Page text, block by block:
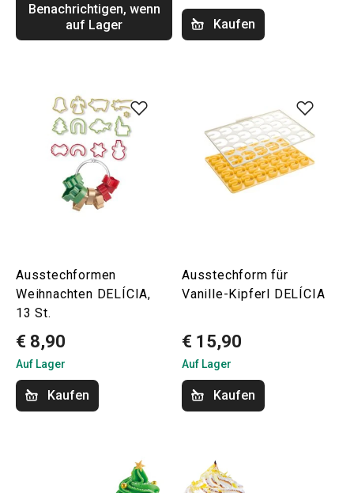
Benachrichtigen, wenn
auf Lager
Kaufen
Ausstechformen
Weihnachten DELÍCIA,
13 St.
€ 8,90
Auf Lager
Kaufen
Ausstechform für
Vanille-Kipferl DELÍCIA
€ 15,90
Auf Lager
Kaufen